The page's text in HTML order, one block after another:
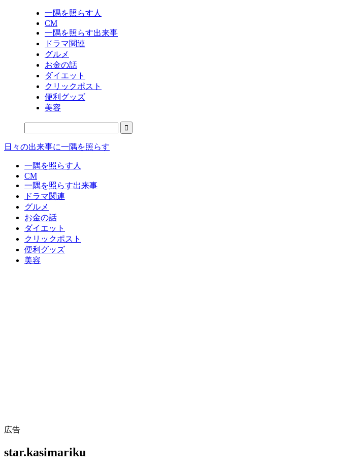
一隅を照らす人
CM
一隅を照らす出来事
ドラマ関連
グルメ
お金の話
ダイエット
クリックポスト
便利グッズ
美容
日々の出来事に一隅を照らす
一隅を照らす人
CM
一隅を照らす出来事
ドラマ関連
グルメ
お金の話
ダイエット
クリックポスト
便利グッズ
美容
広告
star.kasimariku